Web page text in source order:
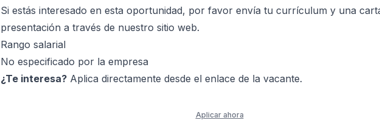
Si estás interesado en esta oportunidad, por favor envía tu currículum y una
presentación a través de nuestro sitio web.
Rango salarial
No especificado por la empresa
¿Te interesa? Aplica directamente desde el enlace de la vacante.
Aplicar ahora